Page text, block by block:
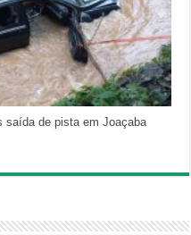
saída de pista em Joaçaba